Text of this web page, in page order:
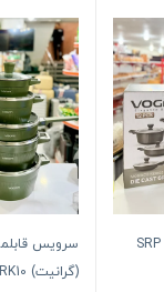
(گرانیت) CW-ERK10